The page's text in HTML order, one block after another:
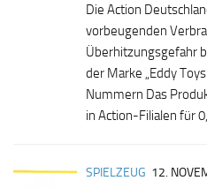
Die Action
vorbeugenden
Überhitzungsgefahr
der Marke „Eddy
Nummern Das
in Action-Filialen für
SPIELZEUG 12.